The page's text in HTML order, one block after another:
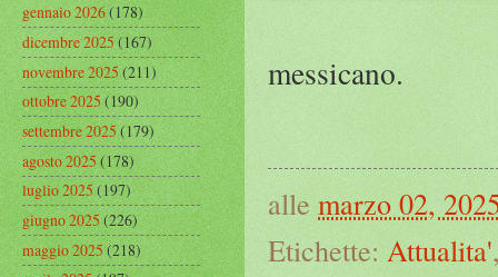
messicano.
alle marzo 02,
Etichette: Attualita'
gennaio 2026(178)
dicembre 2025(167)
novembre 2025(211)
ottobre 2025(190)
settembre 2025(179)
agosto 2025(178)
luglio 2025(197)
giugno 2025(226)
maggio 2025(218)